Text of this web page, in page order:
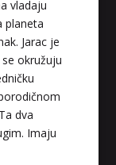
vladaju
planeta
Jarac je
se okružuju
dva
Imaju